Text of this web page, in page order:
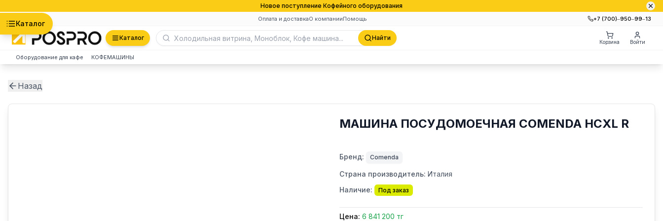
Новое поступление Кофейного оборудования
Оплата и доставкаО компанииПомощь +7 (700)‒950‒99‒13
Каталог
Каталог Найти
Корзина Войти
Оборудование для кафе КОФЕМАШИНЫ
Назад
МАШИНА ПОСУДОМОЕЧНАЯ COMENDA HCXL R
Бренд: Comenda
Страна производитель: Италия
Наличие:
Под заказ
Цена: 6 841 200 тг